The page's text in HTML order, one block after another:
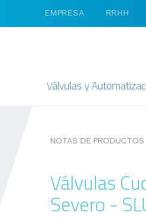
EMPRESA RRHH
Válvulas y
NOTAS DE PRODUCTOS
Válvulas
Severo -